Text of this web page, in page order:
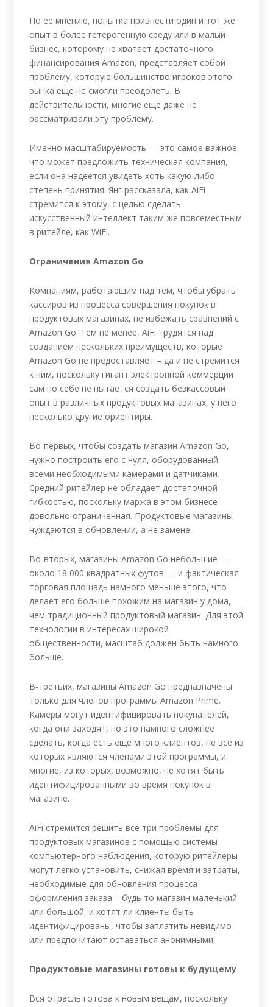
По ее мнению, попытка привнести один и тот же
опыт в более гетерогенную среду или в малый
бизнес, которому не хватает достаточного
финансирования Amazon, представляет собой
проблему, которую большинство игроков этого
рынка еще не смогли преодолеть. В
действительности, многие еще даже не
рассматривали эту проблему.
Именно масштабируемость — это самое важное,
что может предложить техническая компания,
если она надеется увидеть хоть какую-либо
степень принятия. Янг рассказала, как AiFi
стремится к этому, с целью сделать
искусственный интеллект таким же повсеместным
в ритейле, как WiFi.
Ограничения Amazon Go
Компаниям, работающим над тем, чтобы убрать
кассиров из процесса совершения покупок в
продуктовых магазинах, не избежать сравнений с
Amazon Go. Тем не менее, AiFi трудятся над
созданием нескольких преимуществ, которые
Amazon Go не предоставляет – да и не стремится
к ним, поскольку гигант электронной коммерции
сам по себе не пытается создать безкассовый
опыт в различных продуктовых магазинах, у него
несколько другие ориентиры.
Во-первых, чтобы создать магазин Amazon Go,
нужно построить его с нуля, оборудованный
всеми необходимыми камерами и датчиками.
Средний ритейлер не обладает достаточной
гибкостью, поскольку маржа в этом бизнесе
довольно ограниченная. Продуктовые магазины
нуждаются в обновлении, а не замене.
Во-вторых, магазины Amazon Go небольшие —
около 18 000 квадратных футов — и фактическая
торговая площадь намного меньше этого, что
делает его больше похожим на магазин у дома,
чем традиционный продуктовый магазин. Для этой
технологии в интересах широкой
общественности, масштаб должен быть намного
больше.
В-третьих, магазины Amazon Go предназначены
только для членов программы Amazon Prime.
Камеры могут идентифицировать покупателей,
когда они заходят, но это намного сложнее
сделать, когда есть еще много клиентов, не все из
которых являются членами этой программы, и
многие, из которых, возможно, не хотят быть
идентифицированными во время покупок в
магазине.
AiFi стремится решить все три проблемы для
продуктовых магазинов с помощью системы
компьютерного наблюдения, которую ритейлеры
могут легко установить, снижая время и затраты,
необходимые для обновления процесса
оформления заказа – будь то магазин маленький
или большой, и хотят ли клиенты быть
идентифицированы, чтобы заплатить невидимо
или предпочитают оставаться анонимными.
Продуктовые магазины готовы к будущему
Вся отрасль готова к новым вещам, поскольку